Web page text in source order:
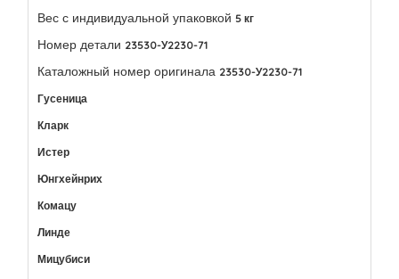
Вес с индивидуальной упаковкой 5 кг
Номер детали 23530-У2230-71
Каталожный номер оригинала 23530-У2230-71
Гусеница
Кларк
Истер
Юнгхейнрих
Комацу
Линде
Мицубиси